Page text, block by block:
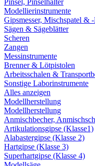
Pinsel, Pinselhalter
Modellierinstrumente
Gipsmesser, Mischspatel &
Sägen & Sägeblätter
Scheren
Zangen
Messinstrumente
Brenner & Lötpistolen
Arbeitsschalen &
Sonstige Laborinstrumente
Alles anzeigen
Modellherstellung
Modellherstellung
Anmischbecher,
Artikulationsgipse (Klasse1)
Alabastergipse (Klasse 2)
Hartgipse (Klasse 3)
Superhartgipse (Klasse 4)